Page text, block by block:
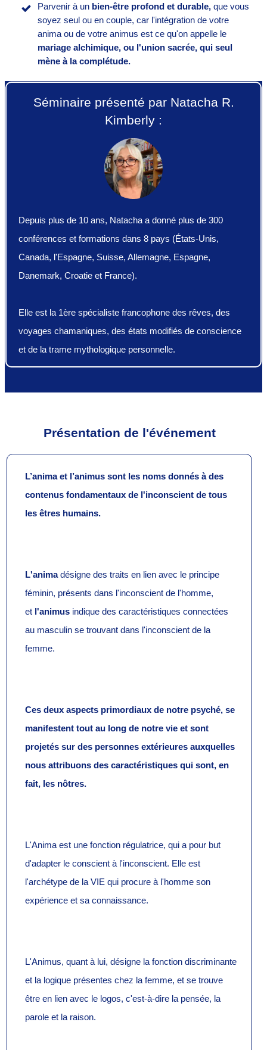
Parvenir à un bien-être profond et durable, que vous
soyez seul ou en couple, car l'intégration de votre
anima ou de votre animus est ce qu'on appelle le
mariage alchimique, ou l'union sacrée, qui seul
mène à la complétude.
Séminaire présenté par Natacha R.
Kimberly :
Depuis plus de 10 ans, Natacha a donné plus de 300
conférences et formations dans 8 pays (États-Unis,
Canada, l'Espagne, Suisse, Allemagne, Espagne,
Danemark, Croatie et France).
Elle est la 1ère spécialiste francophone des rêves, des
voyages chamaniques, des états modifiés de conscience
et de la trame mythologique personnelle.
Présentation de l'événement
L’anima et l’animus sont les noms donnés à des
contenus fondamentaux de l'inconscient de tous
les êtres humains.
L'animadésigne des traits en lien avec le principe
féminin, présents dans l'inconscient de l'homme,
et l'animus indique des caractéristiques connectées
au masculin se trouvant dans l'inconscient de la
femme.
Ces deux aspects primordiaux de notre psyché, se
manifestent tout au long de notre vie et sont
projetés sur des personnes extérieures auxquelles
nous attribuons des caractéristiques qui sont, en
fait, les nôtres.
L'Anima est une fonction régulatrice, qui a pour but
d'adapter le conscient à l'inconscient. Elle est
l'archétype de la VIE qui procure à l'homme son
expérience et sa connaissance.
L'Animus, quant à lui, désigne la fonction discriminante
et la logique présentes chez la femme, et se trouve
être en lien avec le logos, c'est-à-dire la pensée, la
parole et la raison.